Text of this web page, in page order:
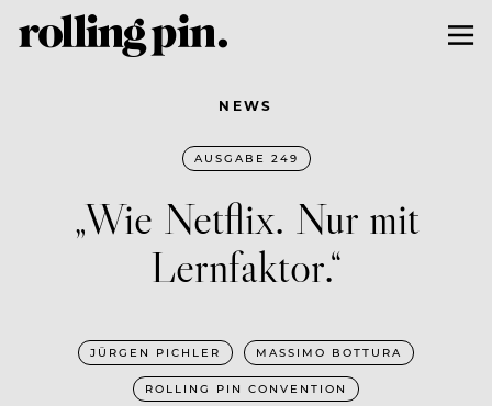
NEWS
AUSGABE 249
„Wie Netflix. Nur mit
Lernfaktor.“
JÜRGEN PICHLER MASSIMO BOTTURA
ROLLING PIN CONVENTION